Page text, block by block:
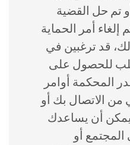
حل القضية
أمر الحماية
قد ترغبين في
للحصول على
المحكمة أوامر
الاتصال بك أو
أن يساعدك
أو